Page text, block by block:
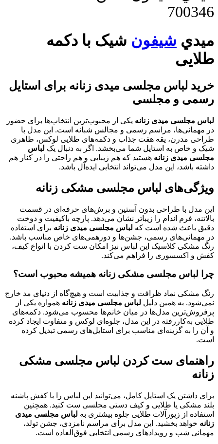
700346
ميدي شيفون شیک با دکمه
طلایی
خرید لباس مجلسی میدی زنانه برای استایل
رسمی و مجلسی
لباس مجلسی میدی زنانه یکی از محبوب‌ترین انتخاب‌ها برای حضور
در مهمانی‌ها، مراسم رسمی و مجالس شبانه است. این مدل با
طراحی مدرن، یقه هفت جذاب و دکمه‌های طلایی لوکس، ظاهری
شیک و خاص به استایل شما می‌بخشد. اگر به دنبال یک لباس
مجلسی میدی زنانه هستید که هم زیبایی و هم راحتی را در کنار هم
داشته باشد، این مدل می‌تواند انتخابی ایده‌آل باشد.
ویژگی‌های لباس مجلسی مشکی زنانه
این مدل با طراحی بدون آستین و برش‌های حرفه‌ای در قسمت
بالاتنه، فرم اندام را زیباتر نشان می‌دهد. پارچه باکیفیت و دوخت
دقیق باعث شده است که لباس مجلسی میدی زنانه برای استفاده
در مهمانی‌های رسمی، جشن‌ها و دورهمی‌های خاص مناسب باشد.
رنگ مشکی کلاسیک این لباس نیز امکان ست کردن با انواع کیف،
کفش و اکسسوری را فراهم می‌کند.
چرا لباس مجلسی مشکی زنانه همیشه محبوب است؟
رنگ مشکی نماد ظرافت و جذابیت است و هیچ‌گاه از دنیای مد خارج
نمی‌شود. به همین دلیل لباس مجلسی میدی زنانه همواره یکی از
پرفروش‌ترین مدل‌ها در میان خانم‌ها محسوب می‌شود. دکمه‌های
طلایی به‌کاررفته در این مدل، جلوه‌ای لوکس و متفاوت ایجاد کرده
و آن را به گزینه‌ای مناسب برای استایل‌های رسمی تبدیل کرده
است.
راهنمای ست کردن لباس مجلسی مشکی
زنانه
برای داشتن یک استایل کامل، می‌توانید این لباس را با کفش پاشنه
بلند مشکی یا طلایی و کیف دستی مجلسی ست کنید. همچنین
استفاده از زیورآلات طلایی جلوه بیشتری به لباس مجلسی میدی
زنانه خواهد بخشید. این مدل برای مراسم نامزدی، جشن تولد،
مهمانی شب و رویدادهای رسمی انتخابی فوق‌العاده است.